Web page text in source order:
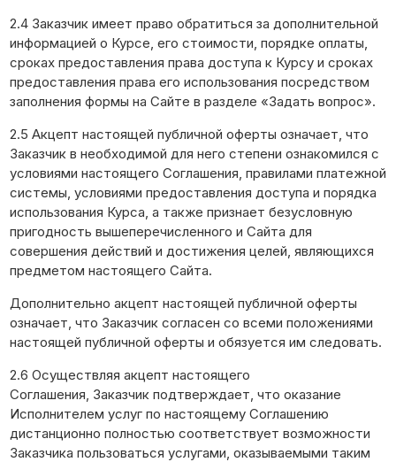
2.4 Заказчик имеет право обратиться за дополнительной
информацией о Курсе, его стоимости, порядке оплаты,
сроках предоставления права доступа к Курсу и сроках
предоставления права его использования посредством
заполнения формы на Сайте в разделе «Задать вопрос».
2.5 Акцепт настоящей публичной оферты означает, что
Заказчик в необходимой для него степени ознакомился с
условиями настоящего Соглашения, правилами платежной
системы, условиями предоставления доступа и порядка
использования Курса, а также признает безусловную
пригодность вышеперечисленного и Сайта для
совершения действий и достижения целей, являющихся
предметом настоящего Сайта.
Дополнительно акцепт настоящей публичной оферты
означает, что Заказчик согласен со всеми положениями
настоящей публичной оферты и обязуется им следовать.
2.6 Осуществляя акцепт настоящего
Соглашения, Заказчик подтверждает, что оказание
Исполнителем услуг по настоящему Соглашению
дистанционно полностью соответствует возможности
Заказчика пользоваться услугами, оказываемыми таким